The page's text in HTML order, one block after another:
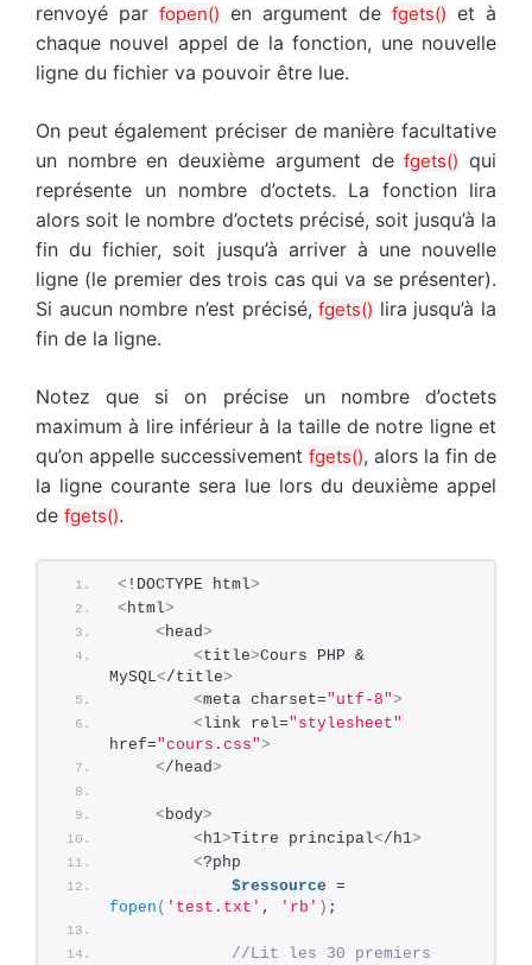
renvoyé par fopen() en argument de fgets() et à
chaque nouvel appel de la fonction, une nouvelle
ligne du fichier va pouvoir être lue.
On peut également préciser de manière facultative
un nombre en deuxième argument defgets() qui
représente un nombre d’octets. La fonction lira
alors soit le nombre d’octets précisé, soit jusqu’à la
fin du fichier, soit jusqu’à arriver à une nouvelle
ligne (le premier des trois cas qui va se présenter).
Si aucun nombre n’est précisé,fgets() lira jusqu’à la
fin de la ligne.
Notez que si on précise un nombre d’octets
maximum à lire inférieur à la taille de notre ligne et
qu’on appelle successivement fgets(), alors la fin de
la ligne courante sera lue lors du deuxième appel
de fgets().
< !DOCTYPE html>
<html>
<head>
<title>Cours PHP &
MySQL</title>
<meta charset="utf-8">
<link rel="stylesheet"
href="cours.css">
</head>
<body>
<h1>Titre principal</h1>
<?php
$ressource
fopen ( 'test.txt' , 'rb' ) ;
//Lit les 30 premiers